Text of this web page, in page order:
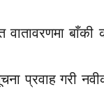
वातावरणमा
प्रवाह गरी